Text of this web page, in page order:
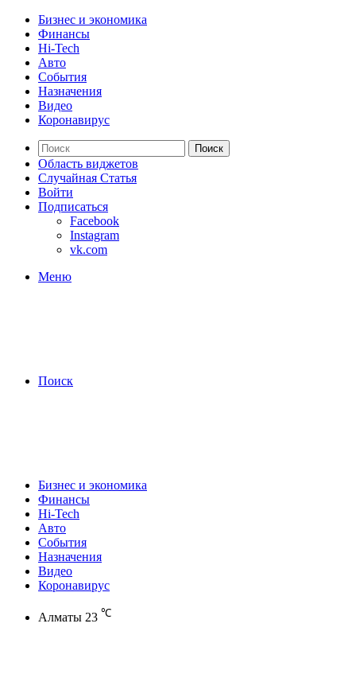
Бизнес и экономика
Финансы
Hi-Tech
Авто
События
Назначения
Видео
Коронавирус
Поиск
Область виджетов
Случайная Статья
Войти
Подписаться
Facebook
Instagram
vk.com
Меню
Поиск
Бизнес и экономика
Финансы
Hi-Tech
Авто
События
Назначения
Видео
Коронавирус
Алматы 23 ℃